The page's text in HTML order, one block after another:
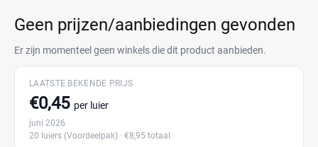
Geen prijzen/aanbiedingen gevonden
Er zijn momenteel geen winkels die dit product aanbieden.
LAATSTE BEKENDE PRIJS
€0,45 per luier
juni 2026
20 luiers (Voordeelpak) · €8,95 totaal